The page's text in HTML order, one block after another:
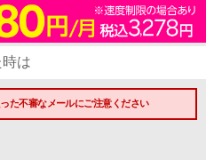
は
った不審なメールにご注意ください